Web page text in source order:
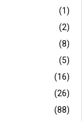
(1)
(2)
(8)
(5)
(16)
(26)
(88)